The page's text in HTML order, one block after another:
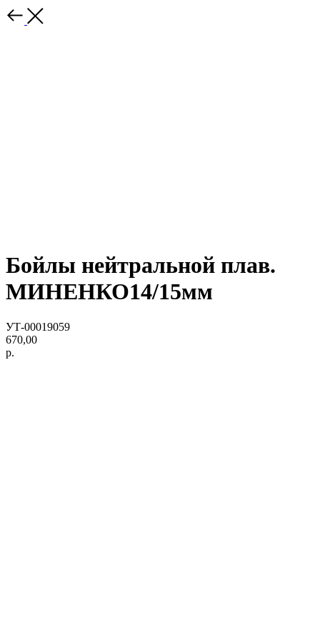
Бойлы нейтральной плав.
МИНЕНКО14/15мм
УТ-00019059
670,00
р.